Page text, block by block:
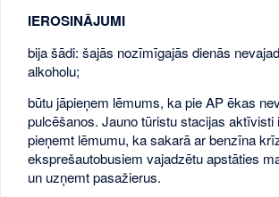
IEROSINĀJUMI
bija šādi: šajās nozīmīgajās dienās
alkoholu;
būtu jāpieņem lēmums, ka pie AP ēkas
pulcēšanos. Jauno tūristu stacijas aktīvisti
pieņemt lēmumu, ka sakarā ar benzīna
eksprešautobusiem vajadzētu apstāties
un uzņemt pasažierus.